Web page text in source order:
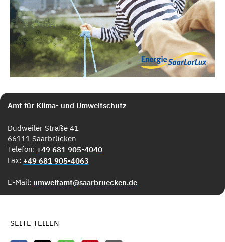
Amt für Klima- und Umweltschutz
Dudweiler Straße 41
66111 Saarbrücken
Telefon: +49 681 905-4040
Fax: +49 681 905-4063
E-Mail: umweltamt@saarbruecken.de
SEITE TEILEN